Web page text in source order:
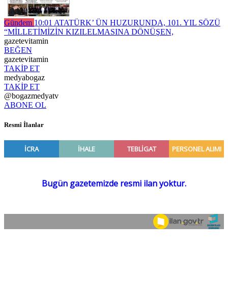
Gündem 10:01 ATATÜRK’ ÜN HUZURUNDA, 101. YIL SÖZÜ
“MİLLETİMİZİN KIZILELMASINA DÖNÜŞEN,
gazetevitamin
BEĞEN
gazetevitamin
TAKİP ET
medyabogaz
TAKİP ET
@bogazmedyatv
ABONE OL
Resmî İlanlar